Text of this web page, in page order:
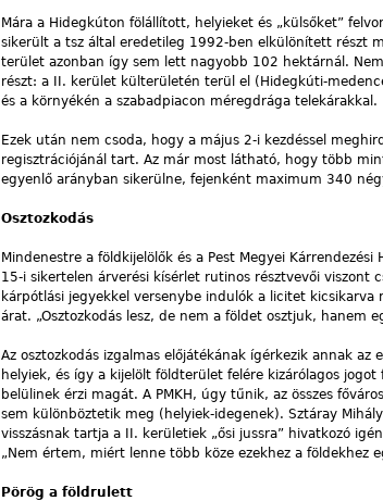
Mára a Hidegkúton fölállított, helyieket és „külsőket”
sikerült a tsz által eredetileg 1992-ben elkülönített részt
terület azonban így sem lett nagyobb 102 hektárnál.
részt: a II. kerület külterületén terül el (Hidegkúti-
és a környékén a szabadpiacon méregdrága telekárakkal.
Ezek után nem csoda, hogy a május 2-i kezdéssel
regisztrációjánál tart. Az már most látható, hogy több
egyenlő arányban sikerülne, fejenként maximum 340
Osztozkodás
Mindenestre a földkijelölők és a Pest Megyei
15-i sikertelen árverési kísérlet rutinos résztvevői
kárpótlási jegyekkel versenybe indulók a licitet
árat. „Osztozkodás lesz, de nem a földet osztjuk, hanem
Az osztozkodás izgalmas előjátékának ígérkezik annak
helyiek, és így a kijelölt földterület felére kizárólagos
belülinek érzi magát. A PMKH, úgy tűnik, az összes
sem különböztetik meg (helyiek-idegenek). Sztáray
visszásnak tartja a II. kerületiek „ősi jussra” hivatkozó
„Nem értem, miért lenne több köze ezekhez a földekhez
Pörög a földrulett